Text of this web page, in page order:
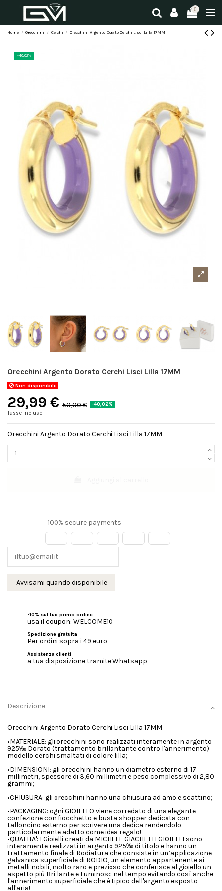
0
Home Orecchini Cerchi Orecchini Argento Dorato Cerchi Lisci Lilla 17MM
-40,02%
Orecchini Argento Dorato Cerchi Lisci Lilla 17MM
Non disponibile
29,99 € 50,00 €
-40,02%
Tasse incluse
Orecchini Argento Dorato Cerchi Lisci Lilla 17MM
100% secure payments
-10% sul tuo primo ordine
usa il coupon: WELCOME10
Spedizione gratuita
Per ordini sopra i 49 euro
Assistenza clienti
a tua disposizione tramite Whatsapp
Descrizione
Orecchini Argento Dorato Cerchi Lisci Lilla 17MM
•MATERIALE: gli orecchini sono realizzati interamente in argento
925‰ Dorato (trattamento brillantante contro l'annerimento)
modello cerchi smaltati di colore lilla;
•DIMENSIONI: gli orecchini hanno un diametro esterno di 17
millimetri, spessore di 3,60 millimetri e peso complessivo di 2,80
grammi;
•CHIUSURA: gli orecchini hanno una chiusura ad amo e scattino;
•PACKAGING: ogni GIOIELLO viene corredato di una elegante
confezione con fiocchetto e busta shopper dedicata con
talloncino esterno per scrivere una dedica rendendolo
particolarmente adatto come idea regalo!
•QUALITA': I Gioielli creati da MICHELE GIACHETTI GIOIELLI sono
interamente realizzati in argento 925‰ di titolo e hanno un
trattamento finale di Rodiatura che consiste in un’applicazione
galvanica superficiale di RODIO, un elemento appartenente ai
metalli nobili, molto raro e prezioso che conferisce al gioiello un
aspetto più Brillante e Luminoso nel tempo evitando così anche
l'annerimento superficiale che è tipico dell'argento esposto
all'aria!